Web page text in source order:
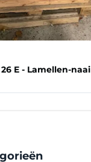
26 E - Lamellen-